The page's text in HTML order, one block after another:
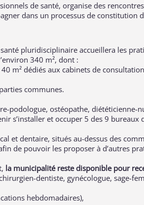
de santé, organise des
dans un processus de constitution
pluridisciplinaire accueillera les
340 m², dont :
m² dédiés aux cabinets de
communes.
podologue, ostéopathe, diététicienne-
s’installer et occuper 5 des 9 bureaux
et dentaire, situés au-dessus des
de pouvoir les proposer à d’autres
la municipalité reste disponible pour
dentiste, gynécologue, sage-
hebdomadaires),